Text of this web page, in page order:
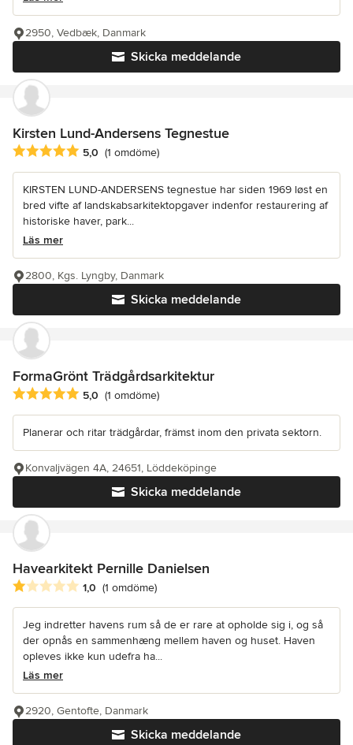
Skicka meddelande
2950, Vedbæk, Danmark
Kirsten Lund-Andersens Tegnestue
Genomsnittligt omdöme: 5 av 5 stjärnor
5,0 (1 omdöme)
KIRSTEN LUND-ANDERSENS tegnestue har siden 1969 løst en
bred vifte af landskabsarkitektopgaver indenfor restaurering af
historiske haver, park...
Läs mer
Skicka meddelande
2800, Kgs. Lyngby, Danmark
FormaGrönt Trädgårdsarkitektur
Genomsnittligt omdöme: 5 av 5 stjärnor
5,0 (1 omdöme)
Planerar och ritar trädgårdar, främst inom den privata sektorn.
Skicka meddelande
Konvaljvägen 4A, 24651, Löddeköpinge
Havearkitekt Pernille Danielsen
Genomsnittligt omdöme: 1 av 5 stjärnor
1,0 (1 omdöme)
Jeg indretter havens rum så de er rare at opholde sig i, og så
der opnås en sammenhæng mellem haven og huset. Haven
opleves ikke kun udefra ha...
Läs mer
Skicka meddelande
2920, Gentofte, Danmark